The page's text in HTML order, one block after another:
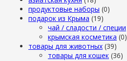
продуктовые наборы (0)
подарок из Крыма (19)
чай / сладости / специи
крымская косметика (0)
товары для животных (39)
товары для кошек (36)